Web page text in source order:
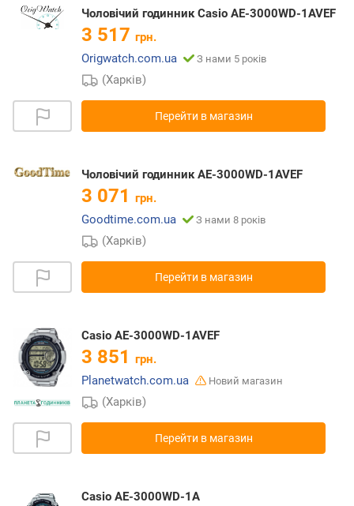
Чоловічий годинник Casio AE-3000WD-1AVEF
3 517 грн.
Origwatch.com.ua
З нами 5 років
(Харків)
Перейти в магазин
Чоловічий годинник AE-3000WD-1AVEF
3 071 грн.
Goodtime.com.ua
З нами 8 років
(Харків)
Перейти в магазин
Casio AE-3000WD-1AVEF
3 851 грн.
Planetwatch.com.ua
Новий магазин
(Харків)
Перейти в магазин
Casio AE-3000WD-1A